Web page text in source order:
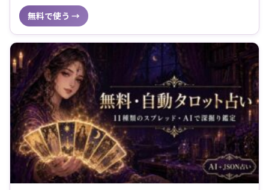
無料で使う →